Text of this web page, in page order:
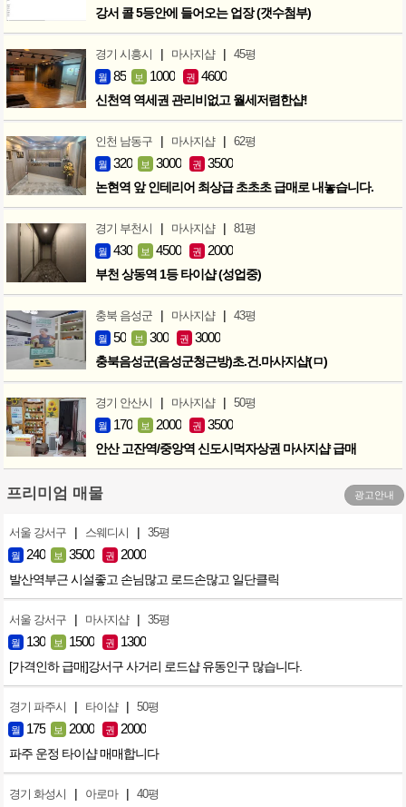
강서 콜 5등안에 들어오는 업장 (갯수첨부)
경기 시흥시 | 마사지샵 | 45평
월 85 보 1000 권 4600
신천역 역세권 관리비없고 월세저렴한샵!
인천 남동구 | 마사지샵 | 62평
월 320 보 3000 권 3500
논현역 앞 인테리어 최상급 초초초 급매로 내놓습니다.
경기 부천시 | 마사지샵 | 81평
월 430 보 4500 권 2000
부천 상동역 1등 타이샵 (성업중)
충북 음성군 | 마사지샵 | 43평
월 50 보 300 권 3000
충북음성군(음성군청근방)초.건.마사지샵(ㅁ)
경기 안산시 | 마사지샵 | 50평
월 170 보 2000 권 3500
안산 고잔역/중앙역 신도시먹자상권 마사지샵 급매
프리미엄 매물 광고안내
서울 강서구 | 스웨디시 | 35평
월 240 보 3500 권 2000
발산역부근 시설좋고 손님많고 로드손많고 일단클릭
서울 강서구 | 마사지샵 | 35평
월 130 보 1500 권 1300
[가격인하 급매]강서구 사거리 로드샵 유동인구 많습니다.
경기 파주시 | 타이샵 | 50평
월 175 보 2000 권 2000
파주 운정 타이샵 매매합니다
경기 화성시 | 아로마 | 40평